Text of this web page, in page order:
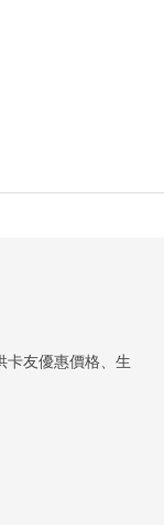
卡友優惠價格、生